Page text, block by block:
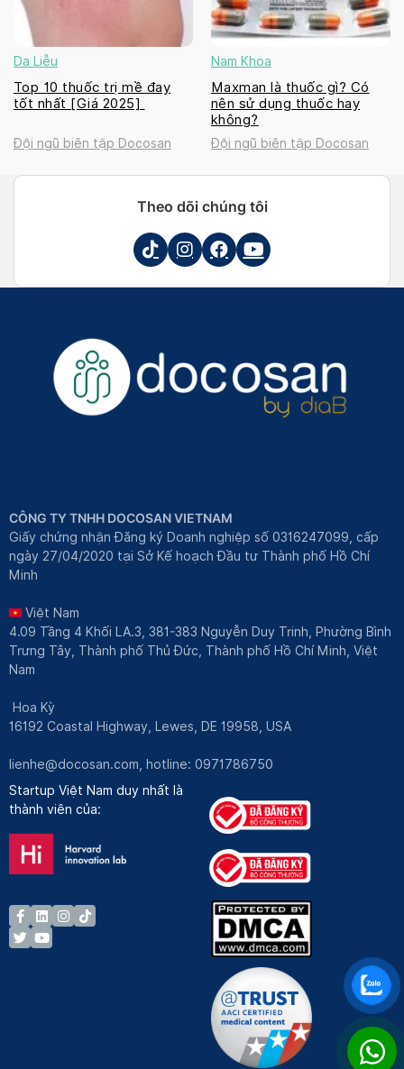
Da Liễu
Top 10 thuốc trị mề đay
tốt nhất [Giá 2025]
Đội ngũ biên tập Docosan
Nam Khoa
Maxman là thuốc gì? Có
nên sử dụng thuốc hay
không?
Đội ngũ biên tập Docosan
Theo dõi chúng tôi
CÔNG TY TNHH DOCOSAN VIETNAM
Giấy chứng nhận Đăng ký Doanh nghiệp số 0316247099, cấp
ngày 27/04/2020 tại Sở Kế hoạch Đầu tư Thành phố Hồ Chí
Minh
Việt Nam
4.09 Tầng 4 Khối LA.3, 381-383 Nguyễn Duy Trinh, Phường Bình
Trưng Tây, Thành phố Thủ Đức, Thành phố Hồ Chí Minh, Việt
Nam
Hoa Kỳ
16192 Coastal Highway, Lewes, DE 19958, USA
lienhe@docosan.com , hotline: 0971786750
Startup Việt Nam duy nhất là
thành viên của: